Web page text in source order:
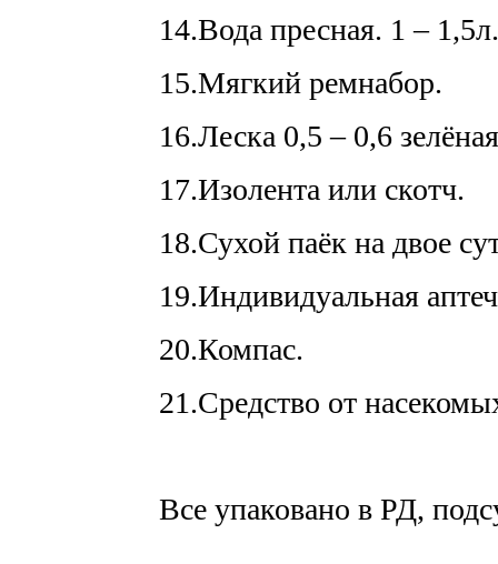
14.Вода пресная. 1 – 1,5л.
15.Мягкий ремнабор.
16.Леска 0,5 – 0,6
17.Изолента или скотч.
18.Сухой паёк на двое
19.Индивидуальная
20.Компас.
21.Средство от
Все упаковано в РД,